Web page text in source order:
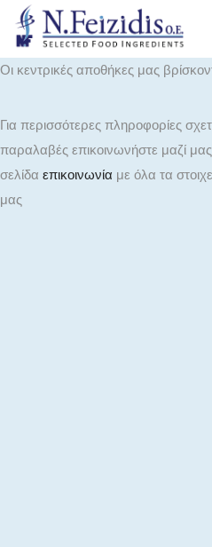
Οι κεντρικές αποθήκες μας
Για περισσότερες πληροφορίες
παραλαβές επικοινωνήστε μαζί
σελίδα επικοινωνία με όλα τα
μας